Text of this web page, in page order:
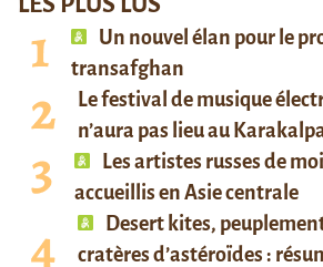
Un nouvel élan pour le
transafghan
Le festival de musique
n’aura pas lieu au
Les artistes russes de
accueillis en Asie centrale
Desert kites,
cratères d’astéroïdes :